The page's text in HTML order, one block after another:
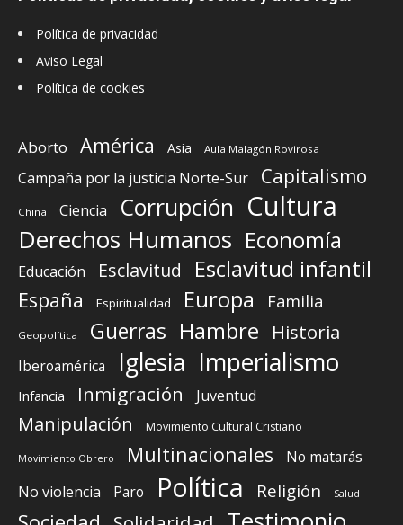
Política de privacidad
Aviso Legal
Política de cookies
Aborto América Asia Aula Malagón Rovirosa
Campaña por la justicia Norte-Sur Capitalismo
China Ciencia Corrupción Cultura
Derechos Humanos Economía
Educación Esclavitud Esclavitud infantil
España Espiritualidad Europa Familia
Geopolítica Guerras Hambre Historia
Iberoamérica Iglesia Imperialismo
Infancia Inmigración Juventud
Manipulación Movimiento Cultural Cristiano
Movimiento Obrero Multinacionales
No matarás
No violencia
Paro Política Religión Salud